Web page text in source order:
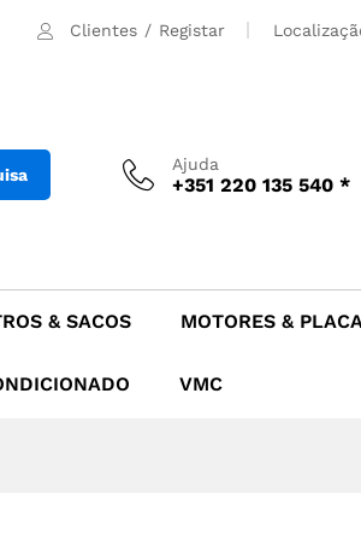
Clientes / Registar
Ajuda
+351 220 135 540 *
& SACOS MOTORES &
VMC
44.90 €